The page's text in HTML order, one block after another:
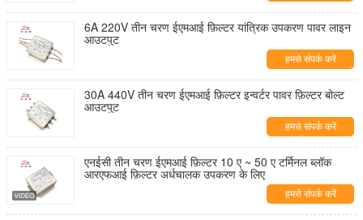
6A 220V तीन चरण ईएमआई फ़िल्टर यांत्रिक उपकरण पावर लाइन
आउटपुट
हमसे संपर्क करें
30A 440V तीन चरण ईएमआई फ़िल्टर इन्वर्टर पावर फ़िल्टर बोल्ट
आउटपुट
हमसे संपर्क करें
एनईसी तीन चरण ईएमआई फ़िल्टर 10 ए ~ 50 ए टर्मिनल ब्लॉक
आरएफआई फ़िल्टर अर्धचालक उपकरण के लिए
हमसे संपर्क करें